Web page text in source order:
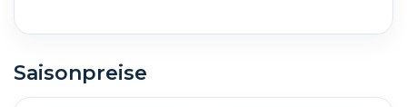
Saisonpreise